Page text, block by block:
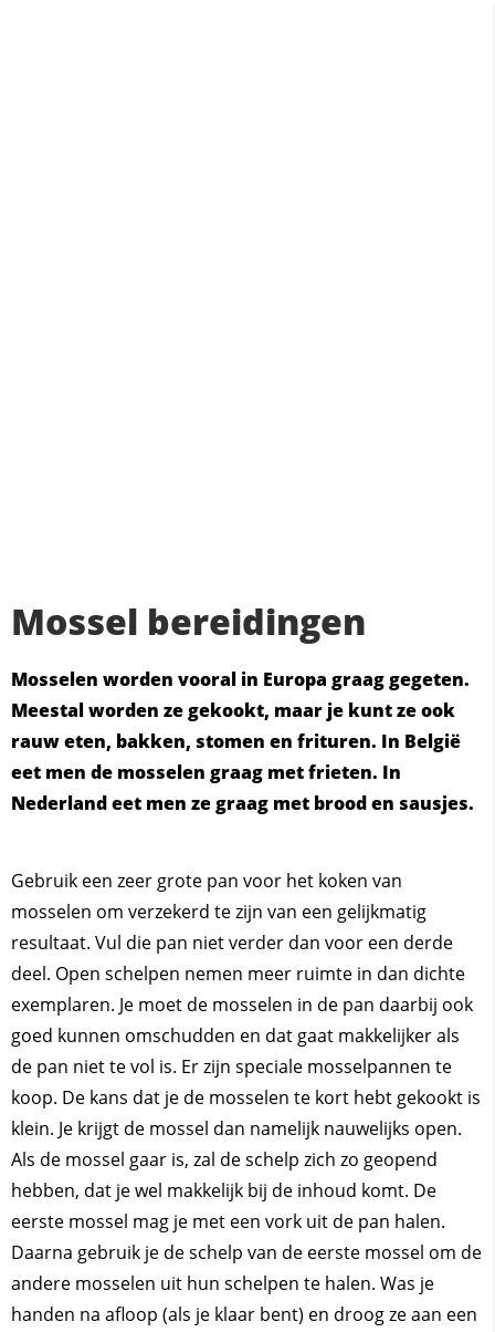
Mossel bereidingen
Mosselen worden vooral in Europa graag gegeten.
Meestal worden ze gekookt, maar je kunt ze ook
rauw eten, bakken, stomen en frituren. In België
eet men de mosselen graag met frieten. In
Nederland eet men ze graag met brood en sausjes.
Gebruik een zeer grote pan voor het koken van
mosselen om verzekerd te zijn van een gelijkmatig
resultaat. Vul die pan niet verder dan voor een derde
deel. Open schelpen nemen meer ruimte in dan dichte
exemplaren. Je moet de mosselen in de pan daarbij ook
goed kunnen omschudden en dat gaat makkelijker als
de pan niet te vol is. Er zijn speciale mosselpannen te
koop. De kans dat je de mosselen te kort hebt gekookt is
klein. Je krijgt de mossel dan namelijk nauwelijks open.
Als de mossel gaar is, zal de schelp zich zo geopend
hebben, dat je wel makkelijk bij de inhoud komt. De
eerste mossel mag je met een vork uit de pan halen.
Daarna gebruik je de schelp van de eerste mossel om de
andere mosselen uit hun schelpen te halen. Was je
handen na afloop (als je klaar bent) en droog ze aan een